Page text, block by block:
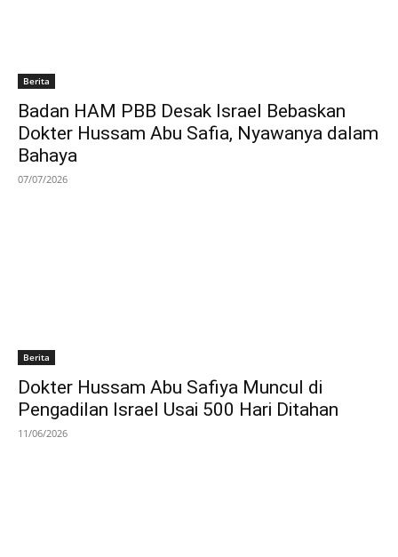
Berita
Badan HAM PBB Desak Israel Bebaskan
Dokter Hussam Abu Safia, Nyawanya dalam
Bahaya
07/07/2026
Berita
Dokter Hussam Abu Safiya Muncul di
Pengadilan Israel Usai 500 Hari Ditahan
11/06/2026